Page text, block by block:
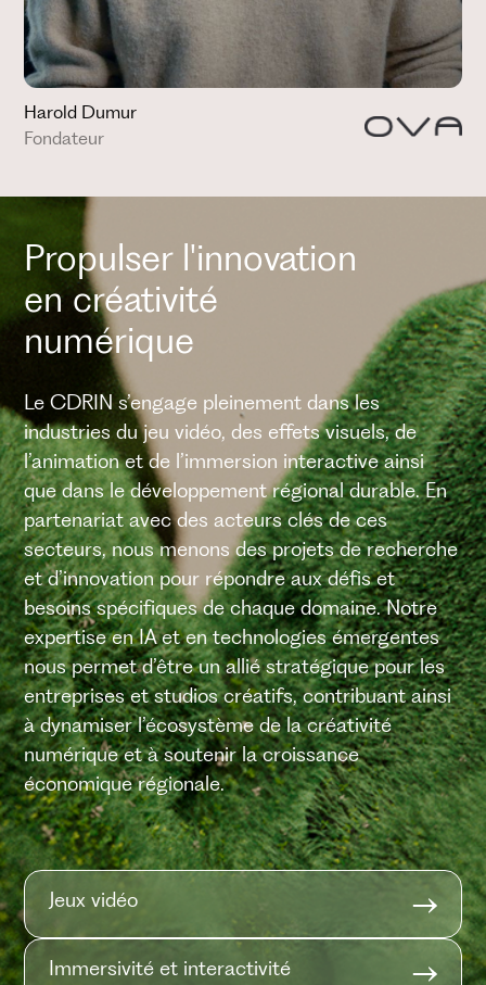
Harold Dumur
Fondateur
Propulser l'innovation
en créativité
numérique
Le CDRIN s’engage pleinement dans les
industries du jeu vidéo, des effets visuels, de
l’animation et de l’immersion interactive ainsi
que dans le développement régional durable. En
partenariat avec des acteurs clés de ces
secteurs, nous menons des projets de recherche
et d’innovation pour répondre aux défis et
besoins spécifiques de chaque domaine. Notre
expertise en IA et en technologies émergentes
nous permet d’être un allié stratégique pour les
entreprises et studios créatifs, contribuant ainsi
à dynamiser l’écosystème de la créativité
numérique et à soutenir la croissance
économique régionale.
Jeux vidéo
Immersivité et interactivité